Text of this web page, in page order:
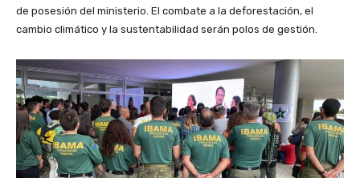
de posesión del ministerio. El combate a la deforestación, el
cambio climático y la sustentabilidad serán polos de gestión.